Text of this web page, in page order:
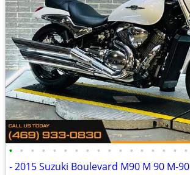
• • • • • • • • • • • • • • • • •
- 2015 Suzuki Boulevard M90 M 90 M-90